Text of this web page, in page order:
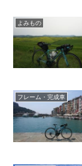
よみもの
フレーム・完成車